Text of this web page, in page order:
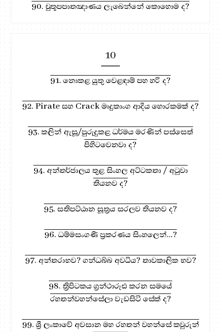
90. චුතූපපාතඤාණය ලැබෙන්නේ කොහොම ද?
10
91. නොකළ යුතු වෙළඳාම් පහ හරි ද?
92. Pirate සහ Crack මෘදුකාංග ආදිය හොරකමක් ද?
93. කලින් ඇසූ/පුරුදුකළ ධර්මය මරණින් පස්සෙත්
පිහිටවෙනවා ද?
94. අන්තර්ජාලය තුළ සිංහල අට්ටකතා / අටුවා
තියනව ද?
95. සතිපට්ඨාන සූත්‍රය සරලව තියනව ද?
96. ධම්මසංගණී ප්‍රකරණය සිංහලෙන්...?
97. අන්තරාභව? ගන්ධබ්බ අවධිය? තාවකාලික භව?
98. ත්‍රිපිටකය ග්‍රන්ථාරූඪ කරන සමයේ
රහතන්වහන්සේලා වැඩසිටි සේක් ද?
99. ශ්‍රී ලංකාවේ අවසාන මහ රහතන් වහන්සේ කවුරුන්